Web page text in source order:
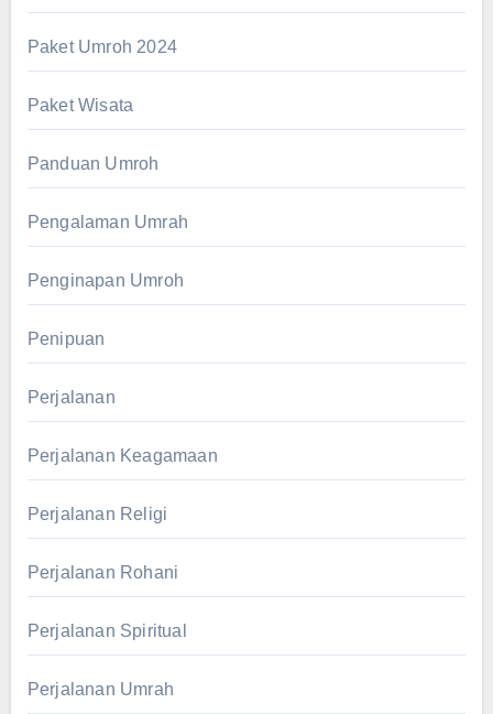
Paket Umroh 2024
Paket Wisata
Panduan Umroh
Pengalaman Umrah
Penginapan Umroh
Penipuan
Perjalanan
Perjalanan Keagamaan
Perjalanan Religi
Perjalanan Rohani
Perjalanan Spiritual
Perjalanan Umrah